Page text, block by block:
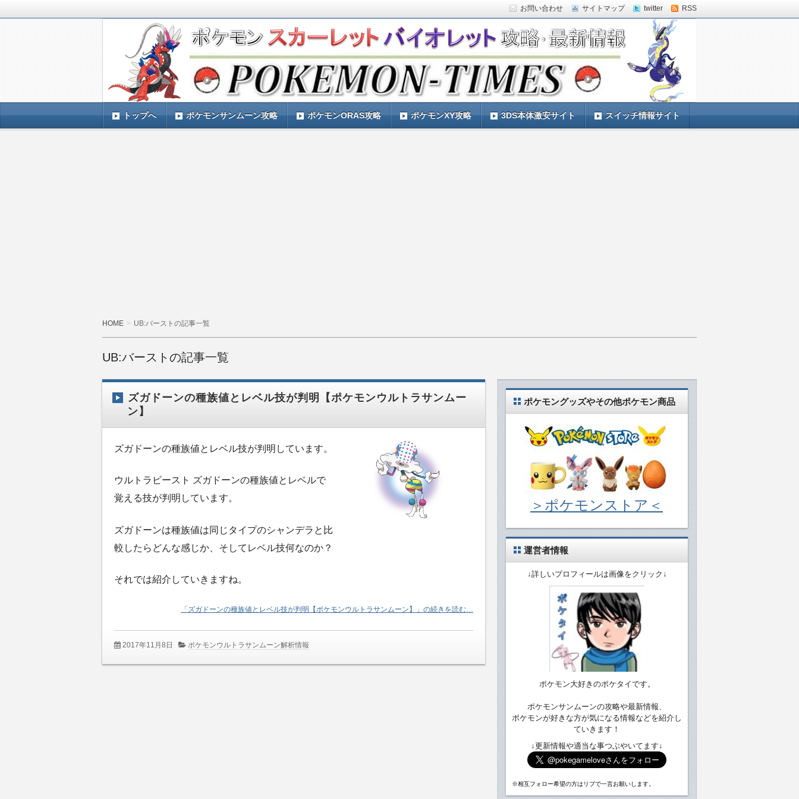
お問い合わせ サイトマップ twitter RSS
ポケモン最新情報まとめ『POKEMON-TIMES』
ポケモンSV(スカーレットバイオレット)の攻略や最新情報などをお届けする『POKEMON-
TIMES』 ポケモンSV(スカーレットバイオレット)の育成論やお得な情報なども紹介していきま
トップへ ポケモンサンムーン攻略 ポケモンORAS攻略 ポケモンXY攻略 3DS本体激安サイト スイッチ情報サイト
HOME UB:バーストの記事一覧
UB:バーストの記事一覧
ズガドーンの種族値とレベル技が判明【ポケモンウルトラサンムー
ン】
ズガドーンの種族値とレベル技が判明しています。
ウルトラビースト ズガドーンの種族値とレベルで
覚える技が判明しています。
ズガドーンは種族値は同じタイプのシャンデラと比
較したらどんな感じか、そしてレベル技何なのか？
それでは紹介していきますね。
「ズガドーンの種族値とレベル技が判明【ポケモンウルトラサンムーン】」の続きを読む…
2017年11月8日 ポケモンウルトラサンムーン解析情報
ポケモングッズやその他ポケモン商品
＞ポケモンストア＜
運営者情報
↓詳しいプロフィールは画像をクリック↓
ポケモン大好きのポケタイです。
ポケモンサンムーンの攻略や最新情報、
ポケモンが好きな方が気になる情報などを紹介し
ていきます！
↓更新情報や適当な事つぶやいてます↓
※相互フォロー希望の方はリプで一言お願いします。